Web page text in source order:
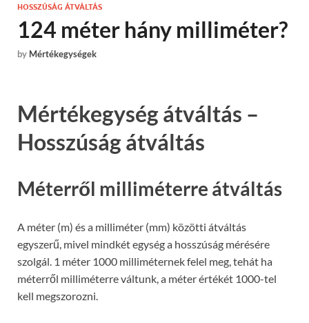
HOSSZÚSÁG ÁTVÁLTÁS
124 méter hány milliméter?
by Mértékegységek
Mértékegység átváltás –
Hosszúság átváltás
Méterről milliméterre átváltás
A méter (m) és a milliméter (mm) közötti átváltás
egyszerű, mivel mindkét egység a hosszúság mérésére
szolgál. 1 méter 1000 milliméternek felel meg, tehát ha
méterről milliméterre váltunk, a méter értékét 1000-tel
kell megszorozni.